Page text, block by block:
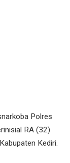
Polres
RA (32)
Kediri.